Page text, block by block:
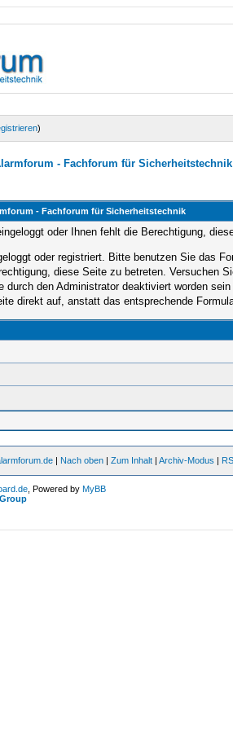
)
- Fachforum für Sicherheitstechnik
- Fachforum für Sicherheitstechnik
oder Ihnen fehlt die Berechtigung,
oder registriert. Bitte benutzen Sie das
diese Seite zu betreten. Versuchen
durch den Administrator deaktiviert worden
direkt auf, anstatt das entsprechende
| Nach oben |Zum Inhalt |Archiv-Modus |
, Powered byMyBB